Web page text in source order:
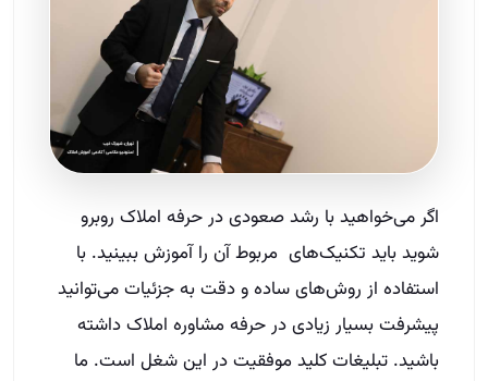
اگر می‌خواهید با رشد صعودی در حرفه املاک روبرو
شوید باید تکنیک‌های مربوط آن را آموزش ببینید. با
استفاده از روش‌های ساده و دقت به جزئیات می‌توانید
پیشرفت بسیار زیادی در حرفه مشاوره املاک داشته
باشید. تبلیغات کلید موفقیت در این شغل است. ما